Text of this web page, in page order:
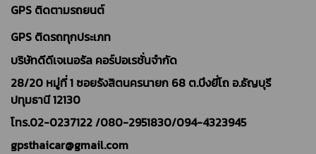
GPS ติดตามรถยนต์
GPS ติดรถทุกประเภท
บริษัทดีดีเจเนอรัล คอร์ปอเรชั่นจำกัด
28/20 หมู่ที่ 1 ซอยรังสิตนครนายก 68 ต.บึงยี่โถ อ.ธัญบุรี
ปทุมธานี 12130
โทร.02-0237122 /080-2951830/094-4323945
gpsthaicar@gmail.com